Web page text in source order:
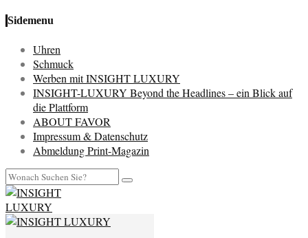
Sidemenu
Uhren
Schmuck
Werben mit INSIGHT LUXURY
INSIGHT-LUXURY Beyond the Headlines – ein Blick auf
die Plattform
ABOUT FAVOR
Impressum & Datenschutz
Abmeldung Print-Magazin